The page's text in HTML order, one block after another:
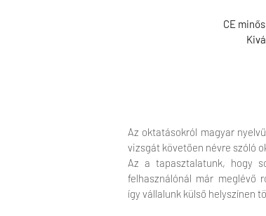
CE
Az oktatásokról magyar
vizsgát követően névre szóló
Az a tapasztalatunk, hogy
felhasználónál már meglévő
így vállalunk külső helyszínen